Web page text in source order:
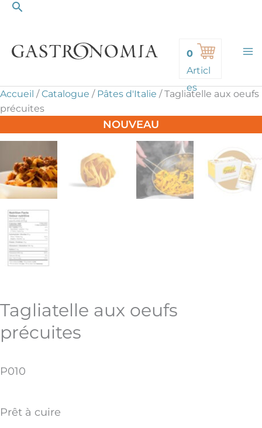
AllerRechercher
0
Articl
es
Accueil /Catalogue / Pâtes d'Italie /Tagliatelle aux oeufs
précuites
NOUVEAU
Tagliatelle aux oeufs
précuites
P010
Prêt à cuire